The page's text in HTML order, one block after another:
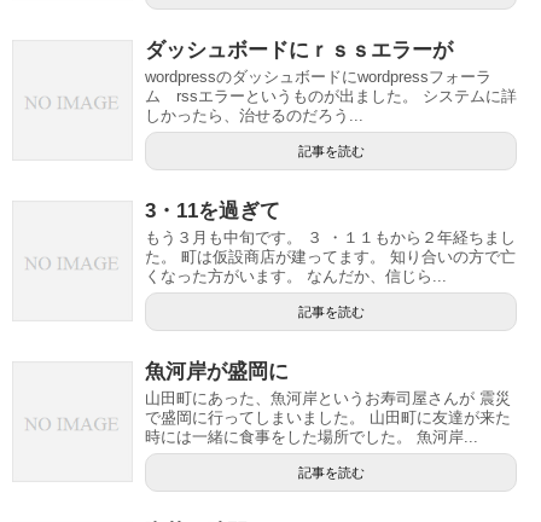
ダッシュボードにｒｓｓエラーが
wordpressのダッシュボードにwordpressフォーラ
ム rssエラーというものが出ました。 システムに詳
しかったら、治せるのだろう...
記事を読む
3・11を過ぎて
もう３月も中旬です。 ３ ・１１もから２年経ちまし
た。 町は仮設商店が建ってます。 知り合いの方で亡
くなった方がいます。 なんだか、信じら...
記事を読む
魚河岸が盛岡に
山田町にあった、魚河岸というお寿司屋さんが 震災
で盛岡に行ってしまいました。 山田町に友達が来た
時には一緒に食事をした場所でした。 魚河岸...
記事を読む